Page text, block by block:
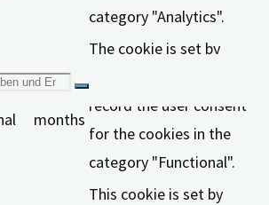
category "Analytics".
11
months
The cookie is set by
record the user consent
for the cookies in the
category "Functional".
This cookie is set by